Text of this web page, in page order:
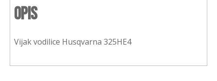
Opis
Vijak vodilice Husqvarna 325HE4